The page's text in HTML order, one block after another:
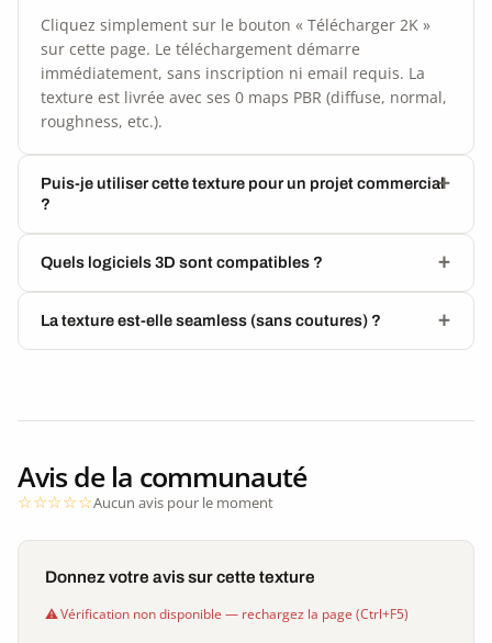
Cliquez simplement sur le bouton « Télécharger 2K »
sur cette page. Le téléchargement démarre
immédiatement, sans inscription ni email requis. La
texture est livrée avec ses 0 maps PBR (diffuse, normal,
roughness, etc.).
Puis-je utiliser cette texture pour un projet commercial
?
Quels logiciels 3D sont compatibles ?
La texture est-elle seamless (sans coutures) ?
Avis de la communauté
Aucun avis pour le moment
Donnez votre avis sur cette texture
Vérification non disponible — rechargez la page (Ctrl+F5)